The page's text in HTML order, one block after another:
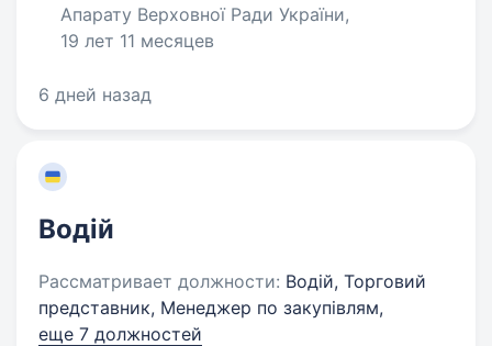
Апарату Верховної Ради України,
19 лет 11 месяцев
6 дней назад
Водій
Рассматривает должности: Водій, Торговий
представник, Менеджер по закупівлям,
еще 7 должностей